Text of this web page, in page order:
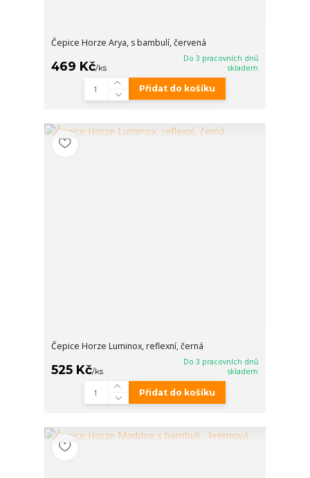
Čepice Horze Arya, s bambulí, červená
469 Kč/ks
Do 3 pracovních dnů
skladem
Přidat do košíku
Čepice Horze Luminox, reflexní, černá
525 Kč/ks
Do 3 pracovních dnů
skladem
Přidat do košíku